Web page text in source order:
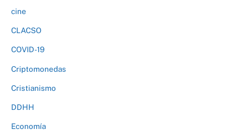
cine
CLACSO
COVID-19
Criptomonedas
Cristianismo
DDHH
Economía